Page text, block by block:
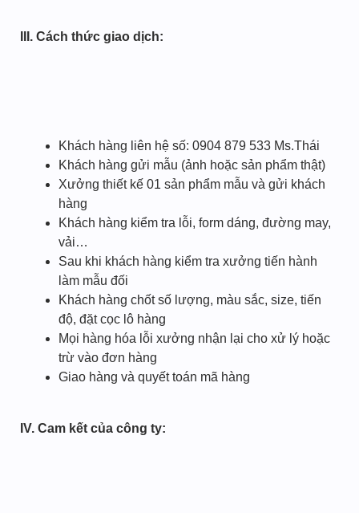
III. Cách thức giao dịch:
Khách hàng liên hệ số: 0904 879 533 Ms.Thái
Khách hàng gửi mẫu (ảnh hoặc sản phẩm thật)
Xưởng thiết kế 01 sản phẩm mẫu và gửi khách
hàng
Khách hàng kiểm tra lỗi, form dáng, đường may,
vải…
Sau khi khách hàng kiểm tra xưởng tiến hành
làm mẫu đối
Khách hàng chốt số lượng, màu sắc, size, tiến
độ, đặt cọc lô hàng
Mọi hàng hóa lỗi xưởng nhận lại cho xử lý hoặc
trừ vào đơn hàng
Giao hàng và quyết toán mã hàng
IV. Cam kết của công ty: